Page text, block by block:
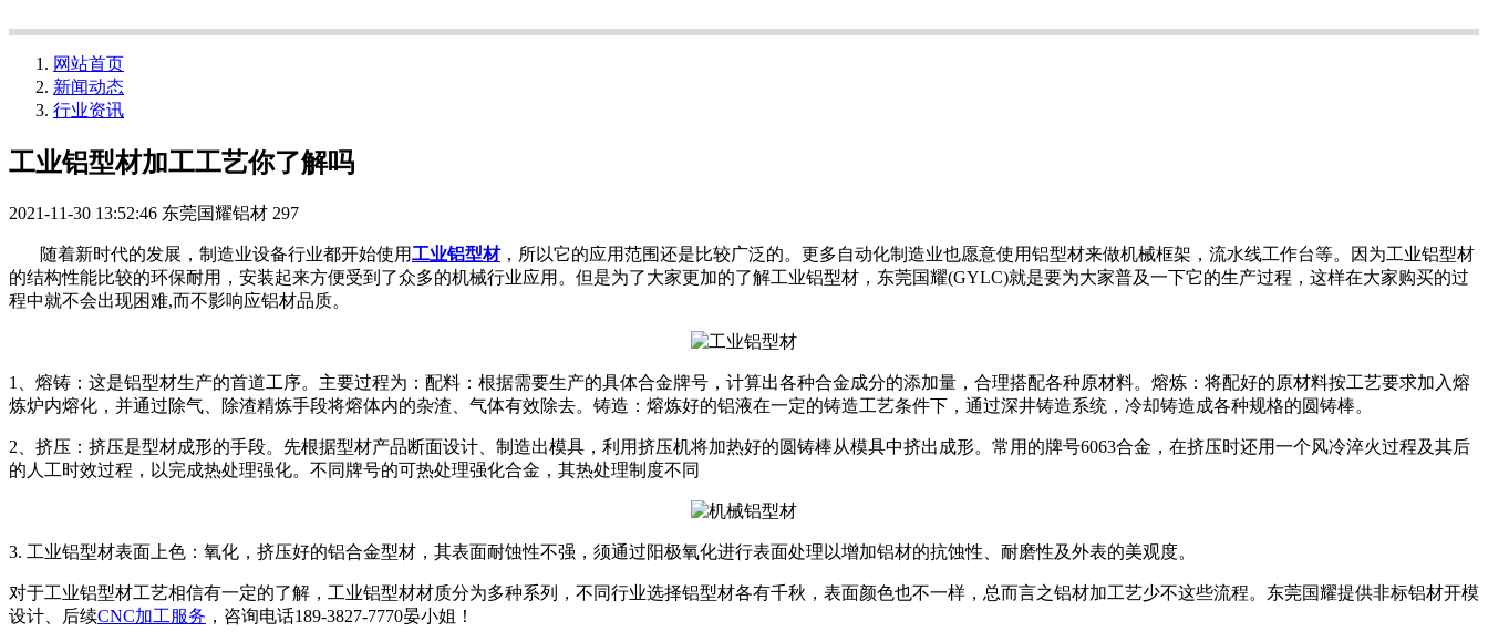
网站首页
新闻动态
行业资讯
工业铝型材加工工艺你了解吗
2021-11-30 13:52:46 东莞国耀铝材 297
随着新时代的发展，制造业设备行业都开始使用工业铝型材，所以它的应用范围还是比较广泛的。更多自动化制造业也愿意使用铝型材来做机械框架，流水线工作台等。因为工业铝型材
的结构性能比较的环保耐用，安装起来方便受到了众多的机械行业应用。但是为了大家更加的了解工业铝型材，东莞国耀(GYLC)就是要为大家普及一下它的生产过程，这样在大家购买的过
程中就不会出现困难,而不影响应铝材品质。
1、熔铸：这是铝型材生产的首道工序。主要过程为：配料：根据需要生产的具体合金牌号，计算出各种合金成分的添加量，合理搭配各种原材料。熔炼：将配好的原材料按工艺要求加入熔
炼炉内熔化，并通过除气、除渣精炼手段将熔体内的杂渣、气体有效除去。铸造：熔炼好的铝液在一定的铸造工艺条件下，通过深井铸造系统，冷却铸造成各种规格的圆铸棒。
2、挤压：挤压是型材成形的手段。先根据型材产品断面设计、制造出模具，利用挤压机将加热好的圆铸棒从模具中挤出成形。常用的牌号6063合金，在挤压时还用一个风冷淬火过程及其后
的人工时效过程，以完成热处理强化。不同牌号的可热处理强化合金，其热处理制度不同
3. 工业铝型材表面上色：氧化，挤压好的铝合金型材，其表面耐蚀性不强，须通过阳极氧化进行表面处理以增加铝材的抗蚀性、耐磨性及外表的美观度。
对于工业铝型材工艺相信有一定的了解，工业铝型材材质分为多种系列，不同行业选择铝型材各有千秋，表面颜色也不一样，总而言之铝材加工艺少不这些流程。东莞国耀提供非标铝材开模
设计、后续CNC加工服务 ，咨询电话189-3827-7770晏小姐！